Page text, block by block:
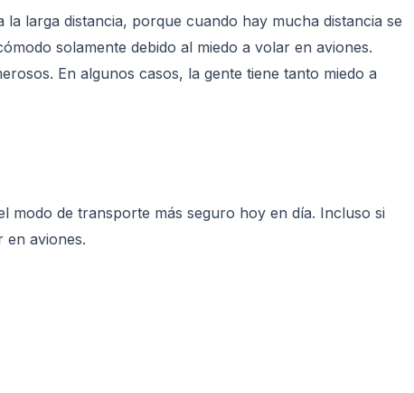
larga distancia, porque cuando hay mucha distancia se
solamente debido al miedo a volar en aviones.
En algunos casos, la gente tiene tanto miedo a
modo de transporte más seguro hoy en día. Incluso si
en aviones.